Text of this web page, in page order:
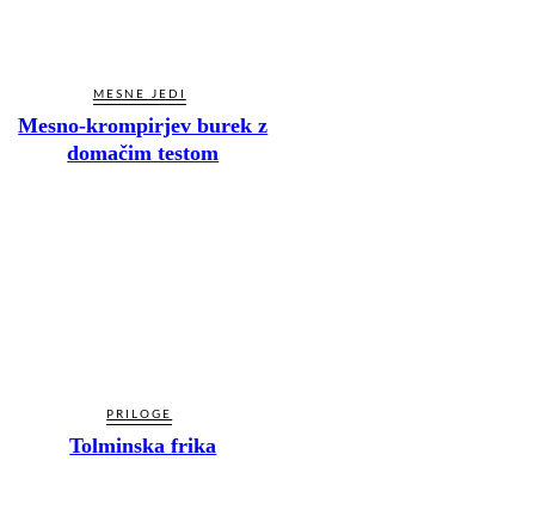
MESNE JEDI
Mesno-krompirjev burek z
domačim testom
PRILOGE
Tolminska frika